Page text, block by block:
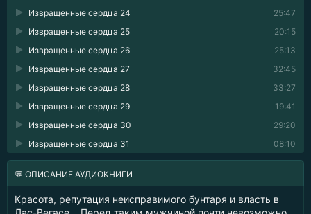
25:47
Извращенные сердца 24
20:15
Извращенные сердца 25
25:13
Извращенные сердца 26
32:45
Извращенные сердца 27
33:27
Извращенные сердца 28
19:41
Извращенные сердца 29
29:20
Извращенные сердца 30
08:10
Извращенные сердца 31
💬 ОПИСАНИЕ АУДИОКНИГИ
Красота, репутация неисправимого бунтаря и власть в